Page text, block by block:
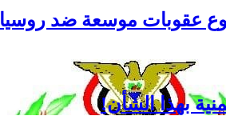
عقوبات موسعة ضد روسيا
بهذا الشأن!